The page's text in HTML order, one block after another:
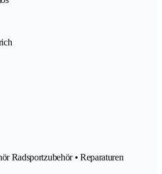
Radsportzubehör • Reparaturen